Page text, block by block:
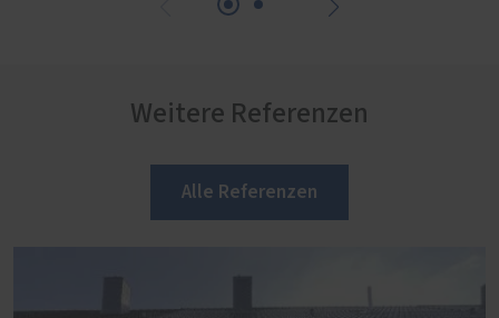
Weitere Referenzen
Alle Referenzen